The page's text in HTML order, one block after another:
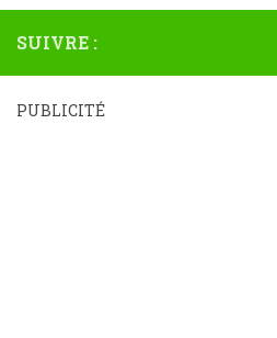
SUIVRE :
PUBLICITÉ